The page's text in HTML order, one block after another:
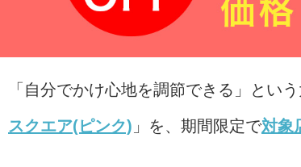
「自分でかけ心地を調節できる」とい
スクエア(ピンク) 」を、期間限定で対象